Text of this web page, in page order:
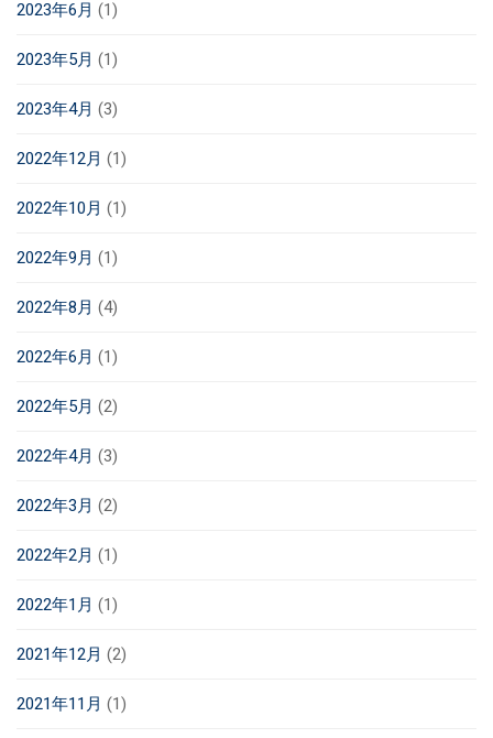
2023年6月 (1)
2023年5月 (1)
2023年4月 (3)
2022年12月 (1)
2022年10月 (1)
2022年9月 (1)
2022年8月 (4)
2022年6月 (1)
2022年5月 (2)
2022年4月 (3)
2022年3月 (2)
2022年2月 (1)
2022年1月 (1)
2021年12月 (2)
2021年11月 (1)